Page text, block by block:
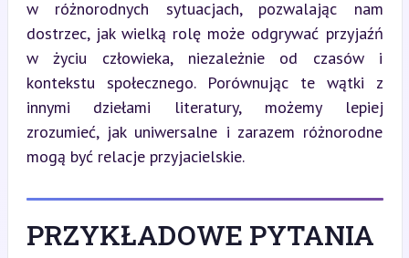
w różnorodnych sytuacjach, pozwalając nam
dostrzec, jak wielką rolę może odgrywać przyjaźń
w życiu człowieka, niezależnie od czasów i
kontekstu społecznego. Porównując te wątki z
innymi dziełami literatury, możemy lepiej
zrozumieć, jak uniwersalne i zarazem różnorodne
mogą być relacje przyjacielskie.
PRZYKŁADOWE PYTANIA